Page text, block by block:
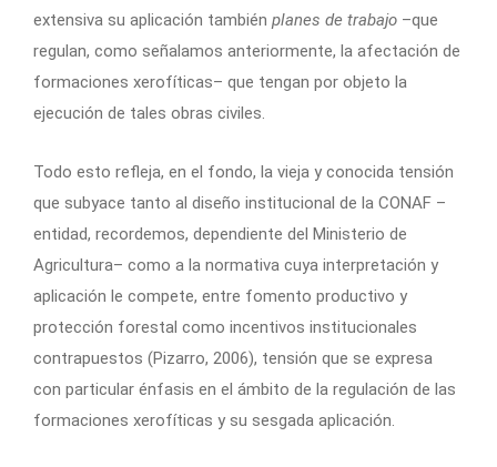
extensiva su aplicación también planes de trabajo –que
regulan, como señalamos anteriormente, la afectación de
formaciones xerofíticas– que tengan por objeto la
ejecución de tales obras civiles.
Todo esto refleja, en el fondo, la vieja y conocida tensión
que subyace tanto al diseño institucional de la CONAF –
entidad, recordemos, dependiente del Ministerio de
Agricultura– como a la normativa cuya interpretación y
aplicación le compete, entre fomento productivo y
protección forestal como incentivos institucionales
contrapuestos (Pizarro, 2006), tensión que se expresa
con particular énfasis en el ámbito de la regulación de las
formaciones xerofíticas y su sesgada aplicación.